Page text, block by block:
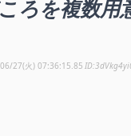
ろを複数用
27(火) 07:36:15.85